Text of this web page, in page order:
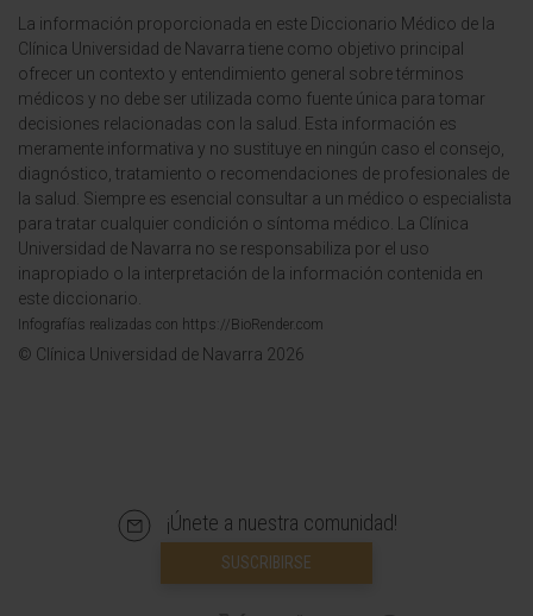
La información proporcionada en este Diccionario Médico de la
Clínica Universidad de Navarra tiene como objetivo principal
ofrecer un contexto y entendimiento general sobre términos
médicos y no debe ser utilizada como fuente única para tomar
decisiones relacionadas con la salud. Esta información es
meramente informativa y no sustituye en ningún caso el consejo,
diagnóstico, tratamiento o recomendaciones de profesionales de
la salud. Siempre es esencial consultar a un médico o especialista
para tratar cualquier condición o síntoma médico. La Clínica
Universidad de Navarra no se responsabiliza por el uso
inapropiado o la interpretación de la información contenida en
este diccionario.
Infografías realizadas con https://BioRender.com
© Clínica Universidad de Navarra 2026
¡Únete a nuestra comunidad!
SUSCRIBIRSE